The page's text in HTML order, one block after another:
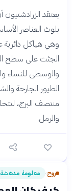
يعتقد
يلوث العناصر
وهي هياكل دائرية
الجثث على سطح
والوسطى للنساء
الطيور الجارحة
منتصف البرج،
والرمل.
روح› معلومة مدهشة